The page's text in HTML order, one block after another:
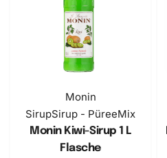
Monin
SirupSirup - PüreeMix
Monin Kiwi-Sirup 1 L
Flasche